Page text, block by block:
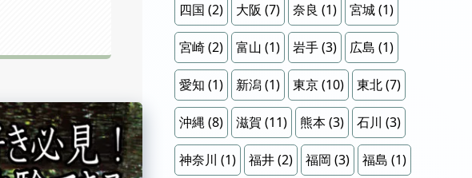
四国 (2) 大阪 (7) 奈良 (1) 宮城(1)
宮崎(2) 富山 (1) 岩手(3) 広島 (1)
愛知 (1) 新潟(1) 東京(10) 東北(7)
沖縄(8) 滋賀 (11) 熊本(3) 石川 (3)
神奈川 (1) 福井(2) 福岡 (3) 福島 (1)